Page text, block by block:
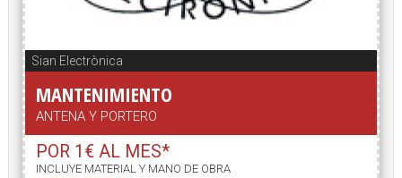
Sian Electrònica
MANTENIMIENTO
ANTENA Y PORTERO
POR 1€ AL MES*
INCLUYE MATERIAL Y MANO DE OBRA